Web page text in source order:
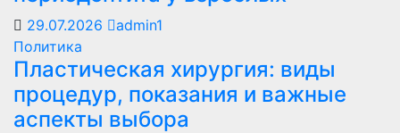
29.07.2026
admin1
Политика
Пластическая хирургия: виды
процедур, показания и важные
аспекты выбора